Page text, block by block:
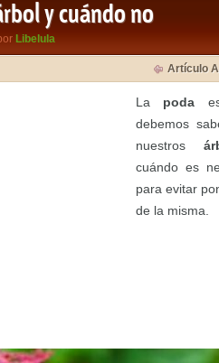
y cuándo no
Libelula
Artículo
La poda
debemos
nuestros
cuándo es
para evitar
de la misma.